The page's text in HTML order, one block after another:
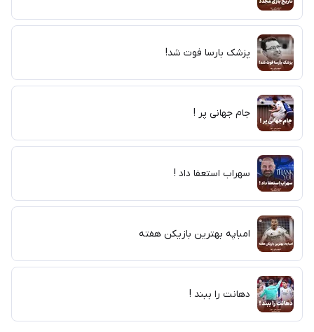
پزشک بارسا فوت شد!
جام جهانی پر !
سهراب استعفا داد !
امباپه بهترین بازیکن هفته
دهانت را ببند !